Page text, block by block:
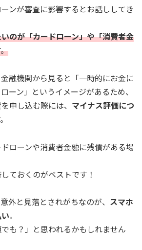
ンが審査に影響するとお話ししてき
のが「カードローン」や「消費者金
融機関から見ると「一時的にお金に
ーン」というイメージがあるため、
申し込む際には、 マイナス評価につ
ローンや消費者金融に残債がある場
ておくのがベストです！
外と見落とされがちなのが、 スマホ
。
でも？」と思われるかもしれません